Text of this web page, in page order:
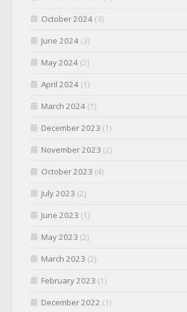
October 2024 (3)
June 2024 (3)
May 2024 (2)
April 2024 (1)
March 2024 (1)
December 2023 (1)
November 2023 (2)
October 2023 (4)
July 2023 (2)
June 2023 (1)
May 2023 (2)
March 2023 (2)
February 2023 (1)
December 2022 (1)